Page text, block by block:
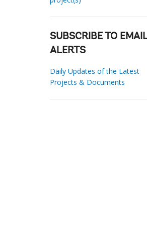
SUBSCRIBE TO EMAIL
ALERTS
Daily Updates of the Latest
Projects & Documents